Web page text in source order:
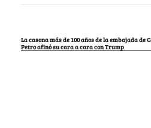
La casona más de 100 años de la embajada de
Petro afinó su cara a cara con Trump